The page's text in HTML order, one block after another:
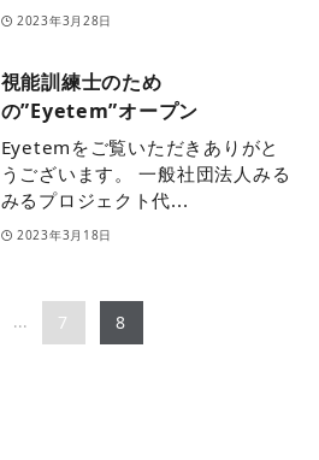
2023年3月28日
視能訓練士のため
の”Eyetem”オープン
Eyetemをご覧いただきありがと
うございます。 一般社団法人みる
みるプロジェクト代...
2023年3月18日
... 7 8